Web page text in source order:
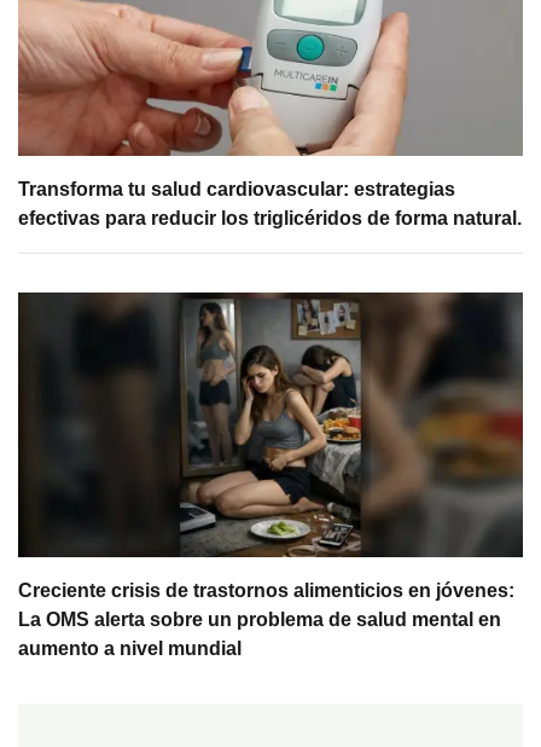
Transforma tu salud cardiovascular: estrategias
efectivas para reducir los triglicéridos de forma natural.
Creciente crisis de trastornos alimenticios en jóvenes:
La OMS alerta sobre un problema de salud mental en
aumento a nivel mundial